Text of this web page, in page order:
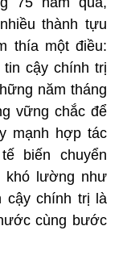
thành tựu
thía một điều:
cậy chính trị
năm tháng
vững chắc để
mạnh hợp tác
biến chuyển
khó lường như
cậy chính trị là
cùng bước